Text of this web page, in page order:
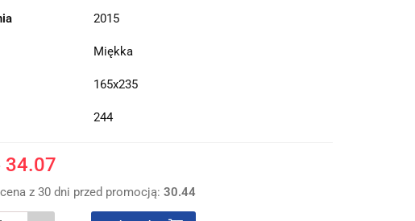
2015
Miękka
165x235
244
34.07
z 30 dni przed promocją:30.44